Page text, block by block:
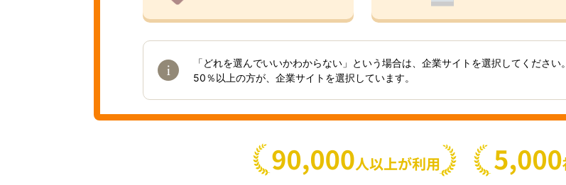
「どれを選んでいいかわからない」という場合は、企業サイトを選択してください。
50％以上の方が、企業サイトを選択しています。